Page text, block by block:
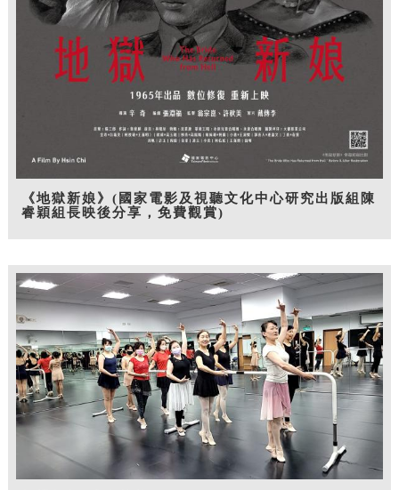
《地獄新娘》(國家電影及視聽文化中心研究出版組陳
睿穎組長映後分享，免費觀賞)